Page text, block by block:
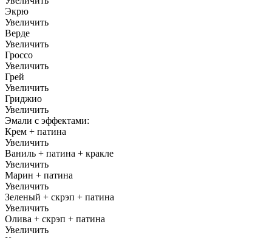
Экрю
Увеличить
Верде
Увеличить
Гроссо
Увеличить
Грей
Увеличить
Гриджио
Увеличить
Эмали с эффектами:
Крем + патина
Увеличить
Ваниль + патина + кракле
Увеличить
Марин + патина
Увеличить
Зеленый + скрэп + патина
Увеличить
Олива + скрэп + патина
Увеличить